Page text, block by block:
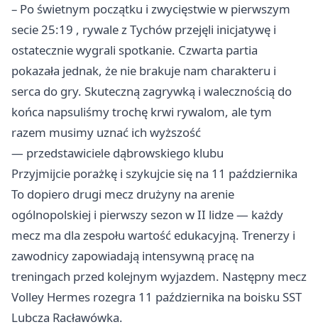
– Po świetnym początku i zwycięstwie w pierwszym
secie 25:19 , rywale z Tychów przejęli inicjatywę i
ostatecznie wygrali spotkanie. Czwarta partia
pokazała jednak, że nie brakuje nam charakteru i
serca do gry. Skuteczną zagrywką i walecznością do
końca napsuliśmy trochę krwi rywalom, ale tym
razem musimy uznać ich wyższość
— przedstawiciele dąbrowskiego klubu
Przyjmijcie porażkę i szykujcie się na 11 października
To dopiero drugi mecz drużyny na arenie
ogólnopolskiej i pierwszy sezon w II lidze — każdy
mecz ma dla zespołu wartość edukacyjną. Trenerzy i
zawodnicy zapowiadają intensywną pracę na
treningach przed kolejnym wyjazdem. Następny mecz
Volley Hermes rozegra 11 października na boisku SST
Lubcza Racławówka.